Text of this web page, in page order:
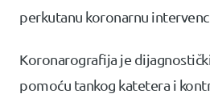
perkutanu koronarnu
Koronarografija je
pomoću tankog katetera i